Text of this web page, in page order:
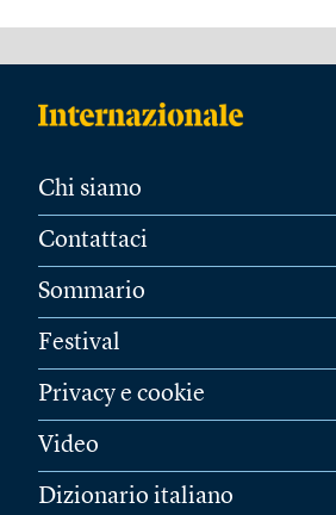
Chi siamo
Contattaci
Sommario
Festival
Privacy e cookie
Video
Dizionario italiano